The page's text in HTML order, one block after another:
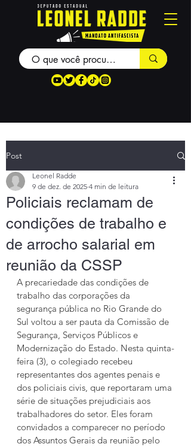
Post
Policiais reclamam de
condições de trabalho e
de arrocho salarial em
reunião da CSSP
Leonel Radde
9 de dez. de 2025 4 min de leitura
A precariedade das condições de
trabalho das corporações da
segurança pública no Rio Grande do
Sul voltou a ser pauta da Comissão de
Segurança, Serviços Públicos e
Modernização do Estado. Nesta quinta-
feira (3), o colegiado recebeu
representantes dos agentes penais e
dos policiais civis, que reportaram uma
série de situações prejudiciais aos
trabalhadores do setor. Eles foram
convidados a comparecer no período
dos Assuntos Gerais da reunião pelo